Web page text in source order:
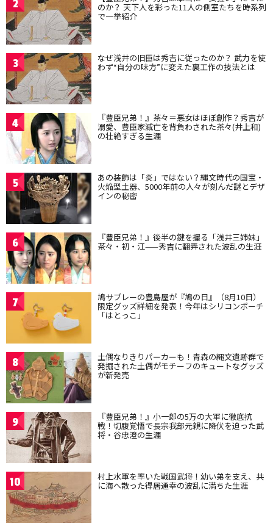
2 のか？ 天下人を彩った11人の側室たちを時系列
で一挙紹介
3 なぜ浅井の旧臣は秀吉に従ったのか？ 武力を使
わず“自分の味方”に変えた裏工作の技法とは
4 『豊臣兄弟！』茶々＝悪女はほぼ創作？秀吉が
溺愛、豊臣家滅亡を背負わされた茶々(井上和)
の壮絶すぎる生涯
5 あの装飾は「炎」ではない？縄文時代の国宝・
火焔型土器、5000年前の人々が刻んだ謎とデザ
インの秘密
6 『豊臣兄弟！』後半の鍵を握る「浅井三姉妹」
茶々・初・江——秀吉に翻弄された波乱の生涯
7 鳩サブレーの豊島屋が『鳩の日』（8月10日）
限定グッズ詳細を発表！今年はシリコンポーチ
「はとっこ」
8 土偶なりきりパーカーも！青森の縄文遺跡群で
発掘された土偶がモチーフのキュートなグッズ
が新発売
9 『豊臣兄弟！』小一郎の5万の大軍に徹底抗
戦！切腹覚悟で長宗我部元親に降伏を迫った武
将・谷忠澄の生涯
10 村上水軍を率いた戦国武将！幼い弟を支え、共
に海へ散った得居通幸の波乱に満ちた生涯